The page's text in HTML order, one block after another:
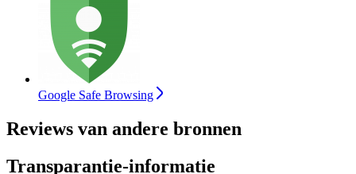
Google Safe Browsing
Reviews van andere bronnen
Transparantie-informatie